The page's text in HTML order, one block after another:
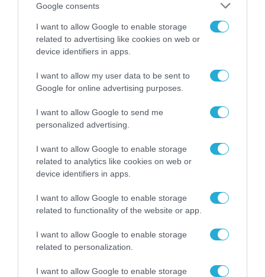
Google consents
I want to allow Google to enable storage
related to advertising like cookies on web or
device identifiers in apps.
I want to allow my user data to be sent to
Google for online advertising purposes.
I want to allow Google to send me
personalized advertising.
I want to allow Google to enable storage
related to analytics like cookies on web or
device identifiers in apps.
I want to allow Google to enable storage
related to functionality of the website or app.
I want to allow Google to enable storage
related to personalization.
I want to allow Google to enable storage
ΡΟΗ ΕΙΔΗΣΕΩΝ
Το χρηματοδοτούμενο
Gaming Police”
ενισχύει την ασφάλεια
διαδίκτυο
ΑΑΔΕ: Διευκρινίσεις
παραβάσεις που
αφορούν τους ΦΗΜ
31.07.2026
Σ. Καλαφάτης: «Η
Τεχνητή Νοημοσύνη
δεν είναι απλώς μια
μια νέα βιομηχανική
επανάσταση»
31.07.2026
για τη χρηματοδότηση